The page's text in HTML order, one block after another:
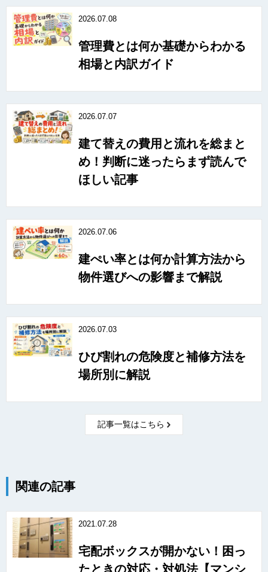
2026.07.08
管理費とは何か基礎からわかる
相場と内訳ガイド
2026.07.07
建て替えの費用と流れを総まと
め！判断に迷ったらまず読んで
ほしい記事
2026.07.06
建ぺい率とは何か計算方法から
物件選びへの影響まで解説
2026.07.03
ひび割れの危険度と補修方法を
場所別に解説
記事一覧はこちら
関連の記事
2021.07.28
宅配ボックスが開かない！困っ
たときの対応・対処法【マンシ